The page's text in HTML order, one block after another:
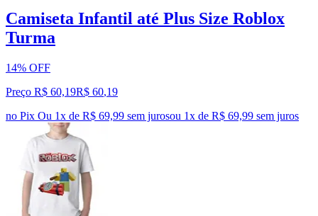
Camiseta Infantil até Plus Size Roblox
Turma
14% OFF
Preço R$ 60,19R$ 60,19
no Pix Ou 1x de R$ 69,99 sem jurosou 1x de R$ 69,99 sem juros